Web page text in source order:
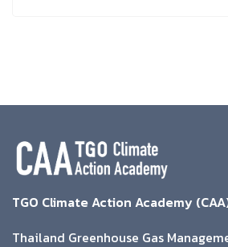
TGO Climate Action Academy
Thailand Greenhouse Gas